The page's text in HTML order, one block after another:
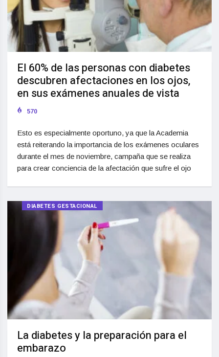
El 60% de las personas con diabetes
descubren afectaciones en los ojos,
en sus exámenes anuales de vista
570
Esto es especialmente oportuno, ya que la Academia
está reiterando la importancia de los exámenes oculares
durante el mes de noviembre, campaña que se realiza
para crear conciencia de la afectación que sufre el ojo
DIABETES GESTACIONAL
La diabetes y la preparación para el
embarazo